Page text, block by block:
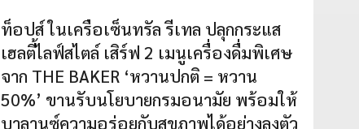
ท็อปส์ ในเครือเซ็นทรัล รีเทล ปลุกกระแส
เฮลตี้ไลฟ์สไตล์ เสิร์ฟ 2 เมนูเครื่องดื่มพิเศษ
จาก THE BAKER ‘หวานปกติ = หวาน
50%’ ขานรับนโยบายกรมอนามัย พร้อมให้
บาลานซ์ความอร่อยกับสุขภาพได้อย่างลงตัว